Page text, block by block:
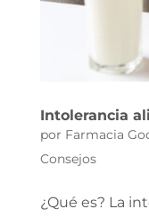
Intolerancia
por Farmacia
Consejos
¿Qué es? La